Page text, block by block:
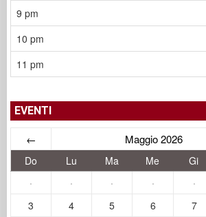
9 pm
10 pm
11 pm
EVENTI
← Maggio 2026
Do Lu Ma Me Gi
·
· · · ·
3
4 5 6 7